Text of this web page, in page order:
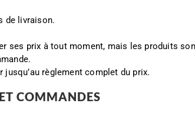
de livraison.
ses prix à tout moment, mais les produits
règlement complet du prix.
COMMANDES